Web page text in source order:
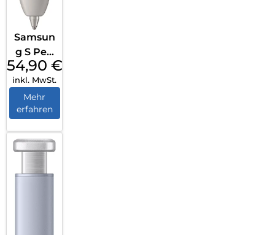
Samsun
g S Pen
Galaxy
S25
Ultra
Light
54,90 €
inkl. MwSt.
Mehr
erfahren